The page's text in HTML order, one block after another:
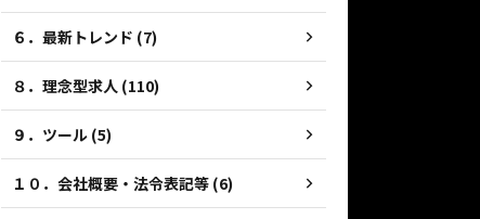
６．最新トレンド (7)
８．理念型求人 (110)
９．ツール (5)
１０．会社概要・法令表記等 (6)